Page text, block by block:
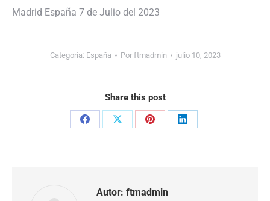
Madrid España 7 de Julio del 2023
Categoría: España Por ftmadmin julio 10, 2023
Share this post
Share
Share
Share
Share
Autor: ftmadmin